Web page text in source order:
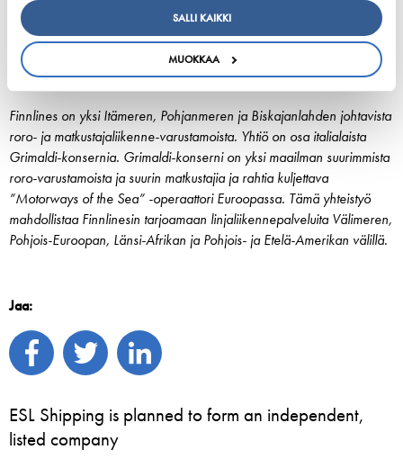
SALLI KAIKKI
MUOKKAA
communications@finnlines.com
Finnlines Oyj
Finnlines on yksi Itämeren, Pohjanmeren ja Biskajanlahden johtavista
roro- ja matkustajaliikenne-varustamoista. Yhtiö on osa italialaista
Grimaldi-konsernia. Grimaldi-konserni on yksi maailman suurimmista
roro-varustamoista ja suurin matkustajia ja rahtia kuljettava
”Motorways of the Sea” -operaattori Euroopassa. Tämä yhteistyö
mahdollistaa Finnlinesin tarjoamaan linjaliikennepalveluita Välimeren,
Pohjois-Euroopan, Länsi-Afrikan ja Pohjois- ja Etelä-Amerikan välillä.
Jaa:
ESL Shipping is planned to form an independent,
listed company